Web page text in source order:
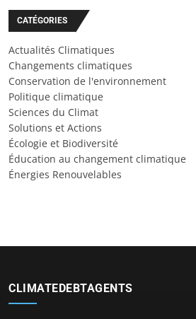
CATÉGORIES
Actualités Climatiques
Changements climatiques
Conservation de l'environnement
Politique climatique
Sciences du Climat
Solutions et Actions
Écologie et Biodiversité
Éducation au changement climatique
Énergies Renouvelables
CLIMATEDEBTAGENTS